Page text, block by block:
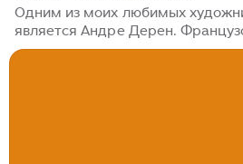
Одним из моих любимых
является Андре Дерен.
скульптор, который испытал на